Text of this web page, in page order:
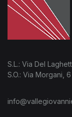
S.L.: Via Del
S.O.: Via Morgani,